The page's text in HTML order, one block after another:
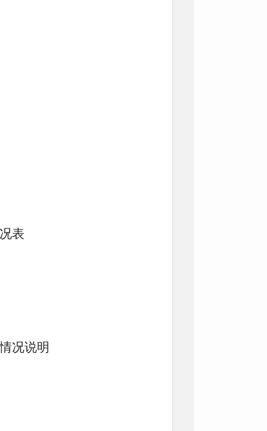
表
况说明